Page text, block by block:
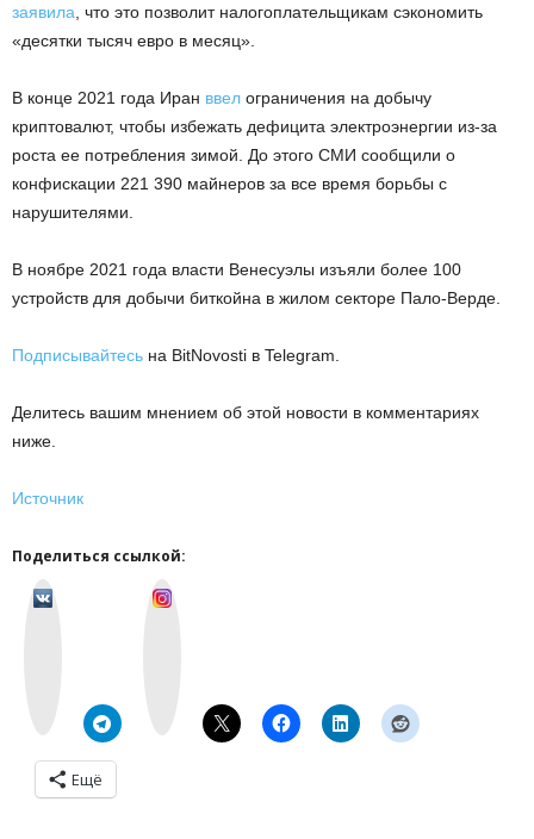
заявила , что это позволит налогоплательщикам сэкономить
«десятки тысяч евро в месяц».
В конце 2021 года Иран ввел ограничения на добычу
криптовалют, чтобы избежать дефицита электроэнергии из-за
роста ее потребления зимой. До этого СМИ сообщили о
конфискации 221 390 майнеров за все время борьбы с
нарушителями.
В ноябре 2021 года власти Венесуэлы изъяли более 100
устройств для добычи биткойна в жилом секторе Пало-Верде.
Подписывайтесь на BitNovosti в Telegram.
Делитесь вашим мнением об этой новости в комментариях
ниже.
Источник
Поделиться ссылкой:
Ещё